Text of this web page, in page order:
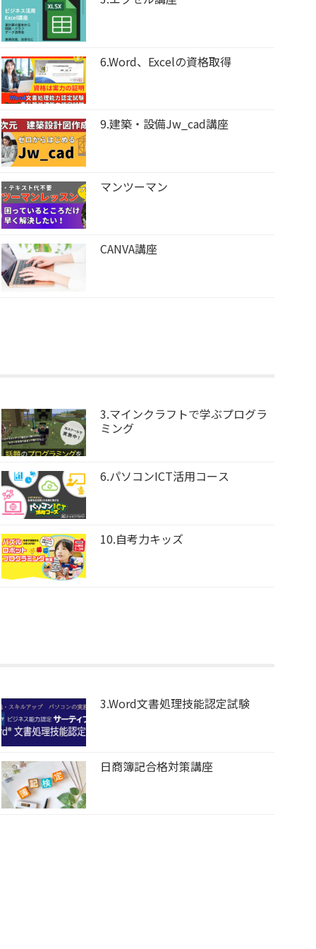
6.Word、Excelの資格取得
9.建築・設備Jw_cad講座
マンツーマン
CANVA講座
3.マインクラフトで学ぶプログラ
ミング
6.パソコンICT活用コース
10.自考力キッズ
3.Word文書処理技能認定試験
日商簿記合格対策講座